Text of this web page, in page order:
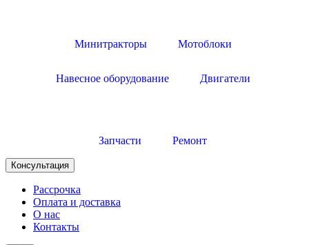
Минитракторы Мотоблоки
Навесное оборудование Двигатели
Запчасти Ремонт
Консультация
Рассрочка
Оплата и доставка
О нас
Контакты